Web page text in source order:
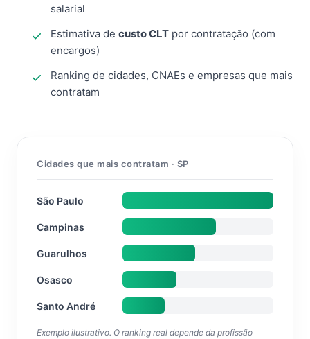
salarial
Estimativa de custo CLT por contratação (com
encargos)
Ranking de cidades, CNAEs e empresas que mais
contratam
Cidades que mais contratam · SP
São Paulo
Campinas
Guarulhos
Osasco
Santo André
Exemplo ilustrativo. O ranking real depende da profissão